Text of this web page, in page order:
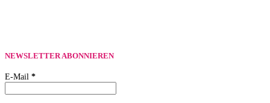
NEWSLETTER ABONNIEREN
E-Mail *